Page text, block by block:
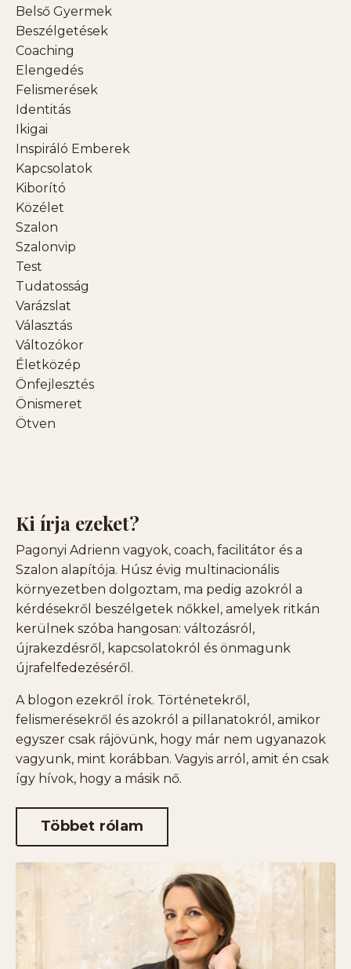
Belső Gyermek
Beszélgetések
Coaching
Elengedés
Felismerések
Identitás
Ikigai
Inspiráló Emberek
Kapcsolatok
Kiborító
Közélet
Szalon
Szalonvip
Test
Tudatosság
Varázslat
Választás
Változókor
Életközép
Önfejlesztés
Önismeret
Ötven
Ki írja ezeket?
Pagonyi Adrienn vagyok, coach, facilitátor és a
Szalon alapítója. Húsz évig multinacionális
környezetben dolgoztam, ma pedig azokról a
kérdésekről beszélgetek nőkkel, amelyek ritkán
kerülnek szóba hangosan: változásról,
újrakezdésről, kapcsolatokról és önmagunk
újrafelfedezéséről.
A blogon ezekről írok. Történetekről,
felismerésekről és azokról a pillanatokról, amikor
egyszer csak rájövünk, hogy már nem ugyanazok
vagyunk, mint korábban. Vagyis arról, amit én csak
így hívok, hogy a másik nő.
Többet rólam